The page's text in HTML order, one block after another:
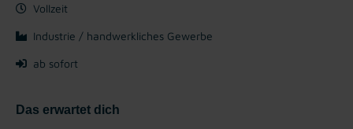
Vollzeit
Industrie / handwerkliches Gewerbe
ab sofort
Das erwartet dich